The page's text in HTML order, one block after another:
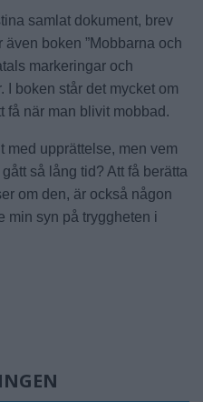
samlat dokument, brev
boken ”Mobbarna och
markeringar och
I boken står det mycket om
få när man blivit mobbad.
med upprättelse, men vem
så lång tid? Att få berätta
om den, är också någon
min syn på tryggheten i